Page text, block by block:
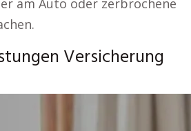
am Auto oder zerbrochene
Versicherung